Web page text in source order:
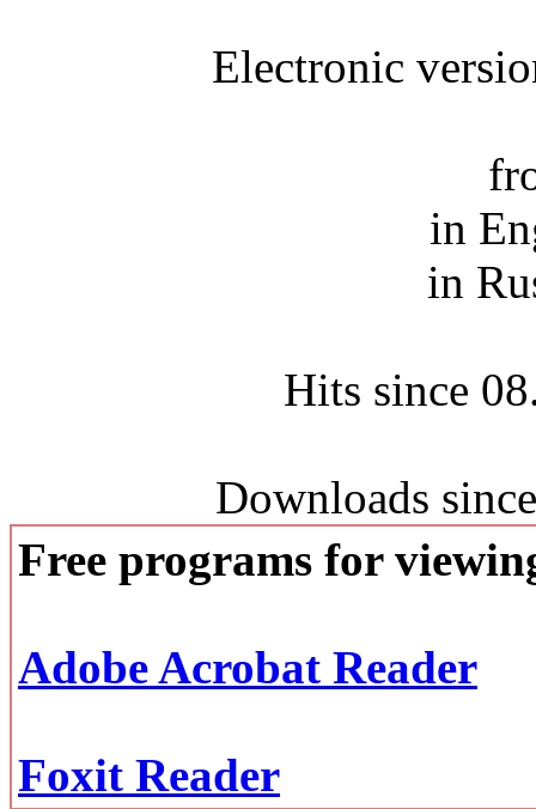
Electronic
in
in
Hits since
Downloads
Free programs for
Adobe Acrobat Reader
Foxit Reader